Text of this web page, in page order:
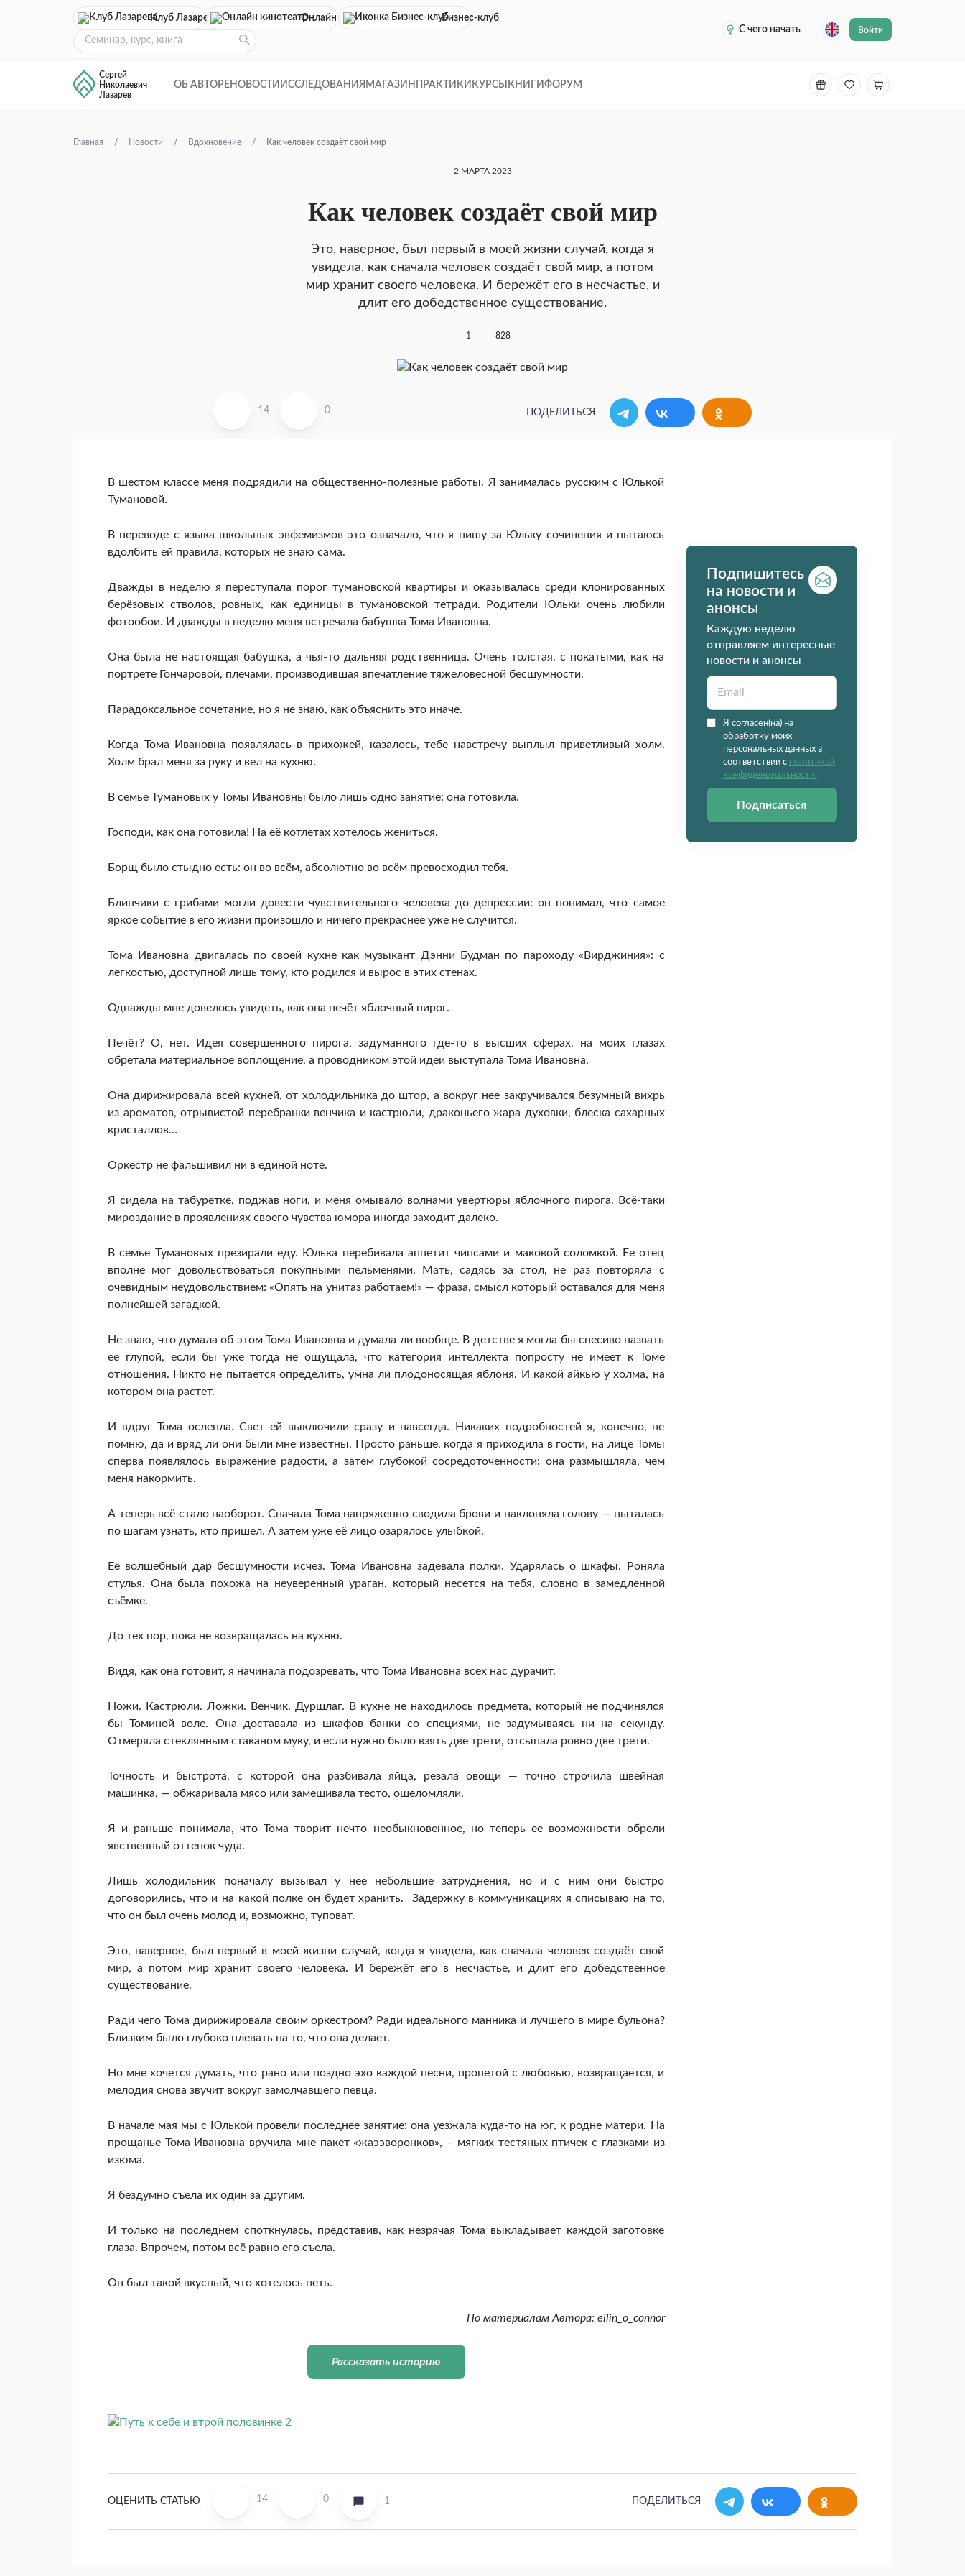
Клуб Лазарева Онлайн кинотеатр
Бизнес-клуб
С чего начать
Войти
Сергей
Николаевич
Лазарев
ОБ АВТОРЕ НОВОСТИ ИССЛЕДОВАНИЯ МАГАЗИН ПРАКТИКИ КУРСЫ КНИГИ ФОРУМ
Главная Новости Вдохновение Как человек создаёт свой мир
2 МАРТА 2023
Как человек создаёт свой мир
Это, наверное, был первый в моей жизни случай, когда я
увидела, как сначала человек создаёт свой мир, а потом
мир хранит своего человека. И бережёт его в несчастье, и
длит его добедственное существование.
1 828
14 0 ПОДЕЛИТЬСЯ
В шестом классе меня подрядили на общественно-полезные работы. Я занималась русским с Юлькой
Тумановой.
В переводе с языка школьных эвфемизмов это означало, что я пишу за Юльку сочинения и пытаюсь
вдолбить ей правила, которых не знаю сама.
Дважды в неделю я переступала порог тумановской квартиры и оказывалась среди клонированных
берёзовых стволов, ровных, как единицы в тумановской тетради. Родители Юльки очень любили
фотообои. И дважды в неделю меня встречала бабушка Тома Ивановна.
Она была не настоящая бабушка, а чья-то дальняя родственница. Очень толстая, с покатыми, как на
портрете Гончаровой, плечами, производившая впечатление тяжеловесной бесшумности.
Парадоксальное сочетание, но я не знаю, как объяснить это иначе.
Когда Тома Ивановна появлялась в прихожей, казалось, тебе навстречу выплыл приветливый холм.
Холм брал меня за руку и вел на кухню.
В семье Тумановых у Томы Ивановны было лишь одно занятие: она готовила.
Господи, как она готовила! На её котлетах хотелось жениться.
Борщ было стыдно есть: он во всём, абсолютно во всём превосходил тебя.
Блинчики с грибами могли довести чувствительного человека до депрессии: он понимал, что самое
яркое событие в его жизни произошло и ничего прекраснее уже не случится.
Тома Ивановна двигалась по своей кухне как музыкант Дэнни Будман по пароходу «Вирджиния»: с
легкостью, доступной лишь тому, кто родился и вырос в этих стенах.
Однажды мне довелось увидеть, как она печёт яблочный пирог.
Печёт? О, нет. Идея совершенного пирога, задуманного где-то в высших сферах, на моих глазах
обретала материальное воплощение, а проводником этой идеи выступала Тома Ивановна.
Она дирижировала всей кухней, от холодильника до штор, а вокруг нее закручивался безумный вихрь
из ароматов, отрывистой перебранки венчика и кастрюли, драконьего жара духовки, блеска сахарных
кристаллов…
Оркестр не фальшивил ни в единой ноте.
Я сидела на табуретке, поджав ноги, и меня омывало волнами увертюры яблочного пирога. Всё-таки
мироздание в проявлениях своего чувства юмора иногда заходит далеко.
В семье Тумановых презирали еду. Юлька перебивала аппетит чипсами и маковой соломкой. Ее отец
вполне мог довольствоваться покупными пельменями. Мать, садясь за стол, не раз повторяла с
очевидным неудовольствием: «Опять на унитаз работаем!» — фраза, смысл который оставался для меня
полнейшей загадкой.
Не знаю, что думала об этом Тома Ивановна и думала ли вообще. В детстве я могла бы спесиво назвать
ее глупой, если бы уже тогда не ощущала, что категория интеллекта попросту не имеет к Томе
отношения. Никто не пытается определить, умна ли плодоносящая яблоня. И какой айкью у холма, на
котором она растет.
И вдруг Тома ослепла. Свет ей выключили сразу и навсегда. Никаких подробностей я, конечно, не
помню, да и вряд ли они были мне известны. Просто раньше, когда я приходила в гости, на лице Томы
сперва появлялось выражение радости, а затем глубокой сосредоточенности: она размышляла, чем
меня накормить.
А теперь всё стало наоборот. Сначала Тома напряженно сводила брови и наклоняла голову — пыталась
по шагам узнать, кто пришел. А затем уже её лицо озарялось улыбкой.
Ее волшебный дар бесшумности исчез. Тома Ивановна задевала полки. Ударялась о шкафы. Роняла
стулья. Она была похожа на неуверенный ураган, который несется на тебя, словно в замедленной
съёмке.
До тех пор, пока не возвращалась на кухню.
Видя, как она готовит, я начинала подозревать, что Тома Ивановна всех нас дурачит.
Ножи. Кастрюли. Ложки. Венчик. Дуршлаг. В кухне не находилось предмета, который не подчинялся
бы Томиной воле. Она доставала из шкафов банки со специями, не задумываясь ни на секунду.
Отмеряла стеклянным стаканом муку, и если нужно было взять две трети, отсыпала ровно две трети.
Точность и быстрота, с которой она разбивала яйца, резала овощи — точно строчила швейная
машинка, — обжаривала мясо или замешивала тесто, ошеломляли.
Я и раньше понимала, что Тома творит нечто необыкновенное, но теперь ее возможности обрели
явственный оттенок чуда.
Лишь холодильник поначалу вызывал у нее небольшие затруднения, но и с ним они быстро
договорились, что и на какой полке он будет хранить. Задержку в коммуникациях я списываю на то,
что он был очень молод и, возможно, туповат.
Это, наверное, был первый в моей жизни случай, когда я увидела, как сначала человек создаёт свой
мир, а потом мир хранит своего человека. И бережёт его в несчастье, и длит его добедственное
существование.
Ради чего Тома дирижировала своим оркестром? Ради идеального манника и лучшего в мире бульона?
Близким было глубоко плевать на то, что она делает.
Но мне хочется думать, что рано или поздно эхо каждой песни, пропетой с любовью, возвращается, и
мелодия снова звучит вокруг замолчавшего певца.
В начале мая мы с Юлькой провели последнее занятие: она уезжала куда-то на юг, к родне матери. На
прощанье Тома Ивановна вручила мне пакет «жаээворонков», – мягких тестяных птичек с глазками из
изюма.
Я бездумно съела их один за другим.
И только на последнем споткнулась, представив, как незрячая Тома выкладывает каждой заготовке
глаза. Впрочем, потом всё равно его съела.
Он был такой вкусный, что хотелось петь.
По материалам Автора: eilin_o_connor
Рассказать историю
Подпишитесь
на новости и
анонсы
Каждую неделю
отправляем интересные
новости и анонсы
Я согласен(на) на
обработку моих
персональных данных в
соответствии с политикой
конфиденциальности.
Подписаться
ОЦЕНИТЬ СТАТЬЮ 14 0 1 ПОДЕЛИТЬСЯ